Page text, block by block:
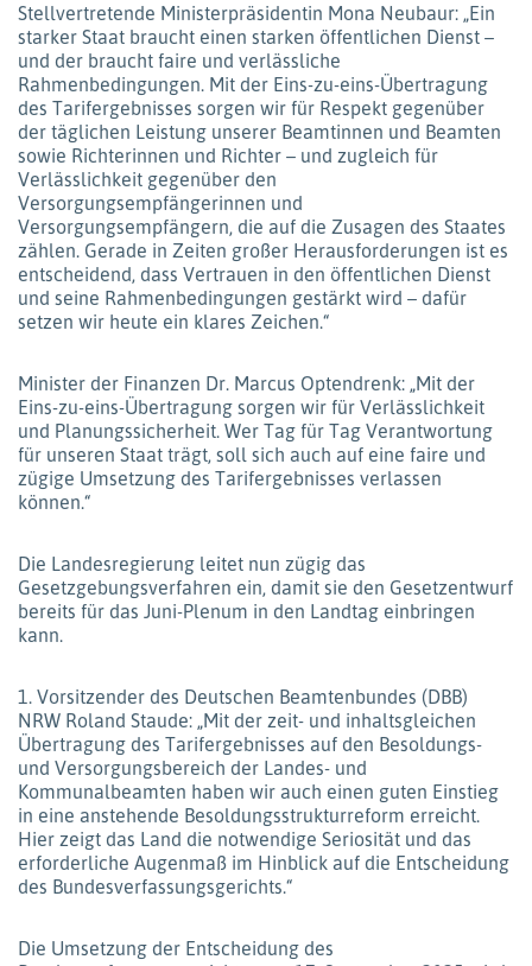
Stellvertretende Ministerpräsidentin Mona Neubaur: „Ein
starker Staat braucht einen starken öffentlichen Dienst –
und der braucht faire und verlässliche
Rahmenbedingungen. Mit der Eins-zu-eins-Übertragung
des Tarifergebnisses sorgen wir für Respekt gegenüber
der täglichen Leistung unserer Beamtinnen und Beamten
sowie Richterinnen und Richter – und zugleich für
Verlässlichkeit gegenüber den
Versorgungsempfängerinnen und
Versorgungsempfängern, die auf die Zusagen des Staates
zählen. Gerade in Zeiten großer Herausforderungen ist es
entscheidend, dass Vertrauen in den öffentlichen Dienst
und seine Rahmenbedingungen gestärkt wird – dafür
setzen wir heute ein klares Zeichen.“
Minister der Finanzen Dr. Marcus Optendrenk: „Mit der
Eins-zu-eins-Übertragung sorgen wir für Verlässlichkeit
und Planungssicherheit. Wer Tag für Tag Verantwortung
für unseren Staat trägt, soll sich auch auf eine faire und
zügige Umsetzung des Tarifergebnisses verlassen
können.“
Die Landesregierung leitet nun zügig das
Gesetzgebungsverfahren ein, damit sie den Gesetzentwurf
bereits für das Juni-Plenum in den Landtag einbringen
kann.
1. Vorsitzender des Deutschen Beamtenbundes (DBB)
NRW Roland Staude: „Mit der zeit- und inhaltsgleichen
Übertragung des Tarifergebnisses auf den Besoldungs-
und Versorgungsbereich der Landes- und
Kommunalbeamten haben wir auch einen guten Einstieg
in eine anstehende Besoldungsstrukturreform erreicht.
Hier zeigt das Land die notwendige Seriosität und das
erforderliche Augenmaß im Hinblick auf die Entscheidung
des Bundesverfassungsgerichts.“
Die Umsetzung der Entscheidung des